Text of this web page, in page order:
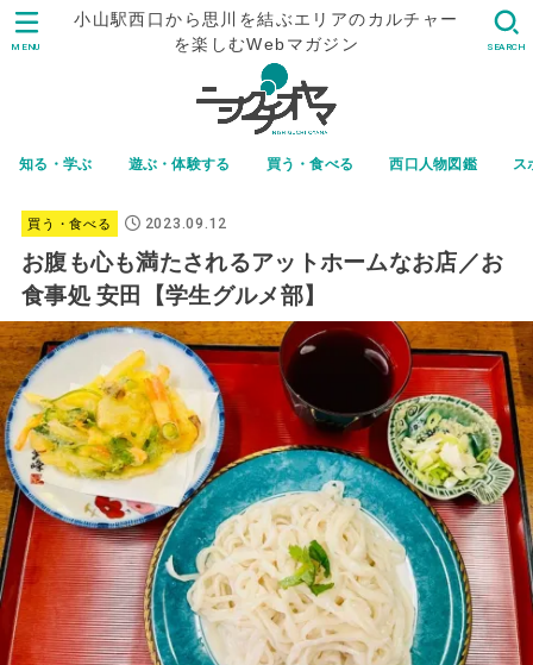
小山駅西口から思川を結ぶエリアのカルチャー
を楽しむWebマガジン
知る・学ぶ 遊ぶ・体験する 買う・食べる 西口人物図鑑 ス
SEARCH
MENU
買う・食べる 2023.09.12
お腹も心も満たされるアットホームなお店／お
食事処 安田【学生グルメ部】